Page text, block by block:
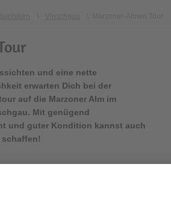
und eine nette
erwarten Dich bei der
auf die Marzoner Alm im
Mit genügend
und guter Kondition kannst auch
schaffen!